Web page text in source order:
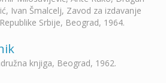
Ivan Šmalcelj, Zavod za izdavanje
Srbije, Beograd, 1964.
knjiga, Beograd, 1962.